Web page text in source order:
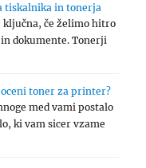
tiskalnika in tonerja
če želimo hitro
dokumente. Tonerji
toner za printer?
med vami postalo
ki vam sicer vzame